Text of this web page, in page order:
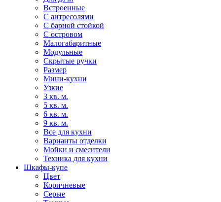
Встроенные
С антресолями
С барной стойкой
С островом
Малогабаритные
Модульные
Скрытые ручки
Размер
Мини-кухни
Узкие
3 кв. м.
5 кв. м.
6 кв. м.
9 кв. м.
Все для кухни
Варианты отделки
Мойки и смесители
Техника для кухни
Шкафы-купе
Цвет
Коричневые
Серые